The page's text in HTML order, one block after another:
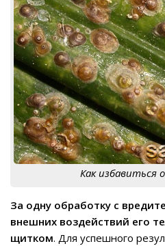
Как избавиться
За одну обработку с
внешних воздействий его
щитком. Для успешного